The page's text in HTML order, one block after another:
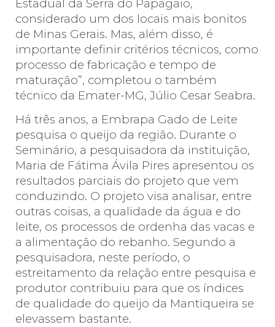
Estadual da Serra do Papagaio,
considerado um dos locais mais bonitos
de Minas Gerais. Mas, além disso, é
importante definir critérios técnicos, como
processo de fabricação e tempo de
maturação”, completou o também
técnico da Emater-MG, Júlio Cesar Seabra.
Há três anos, a Embrapa Gado de Leite
pesquisa o queijo da região. Durante o
Seminário, a pesquisadora da instituição,
Maria de Fátima Ávila Pires apresentou os
resultados parciais do projeto que vem
conduzindo. O projeto visa analisar, entre
outras coisas, a qualidade da água e do
leite, os processos de ordenha das vacas e
a alimentação do rebanho. Segundo a
pesquisadora, neste período, o
estreitamento da relação entre pesquisa e
produtor contribuiu para que os índices
de qualidade do queijo da Mantiqueira se
elevassem bastante.